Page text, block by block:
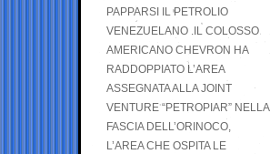
PAPPARSI IL PETROLIO
VENEZUELANO .IL COLOSSO
AMERICANO CHEVRON HA
RADDOPPIATO L’AREA
ASSEGNATA ALLA JOINT
VENTURE “PETROPIAR” NELLA
FASCIA DELL’ORINOCO,
L’AREA CHE OSPITA LE